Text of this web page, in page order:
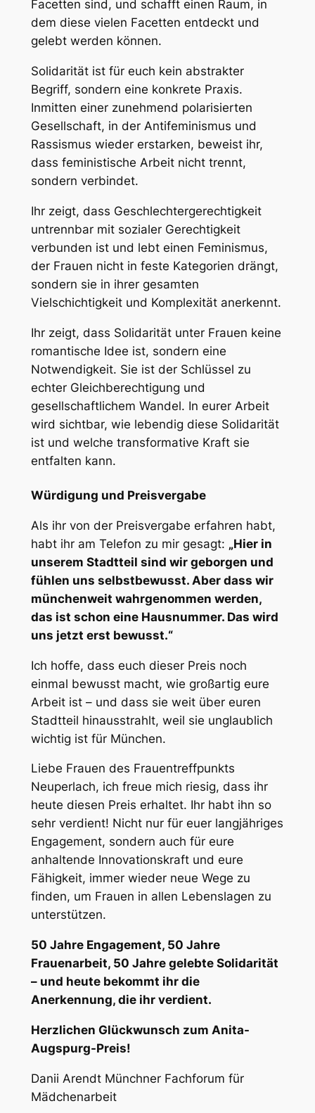
Facetten sind, und schafft einen Raum, in
dem diese vielen Facetten entdeckt und
gelebt werden können.
Solidarität ist für euch kein abstrakter
Begriff, sondern eine konkrete Praxis.
Inmitten einer zunehmend polarisierten
Gesellschaft, in der Antifeminismus und
Rassismus wieder erstarken, beweist ihr,
dass feministische Arbeit nicht trennt,
sondern verbindet.
Ihr zeigt, dass Geschlechtergerechtigkeit
untrennbar mit sozialer Gerechtigkeit
verbunden ist und lebt einen Feminismus,
der Frauen nicht in feste Kategorien drängt,
sondern sie in ihrer gesamten
Vielschichtigkeit und Komplexität anerkennt.
Ihr zeigt, dass Solidarität unter Frauen keine
romantische Idee ist, sondern eine
Notwendigkeit. Sie ist der Schlüssel zu
echter Gleichberechtigung und
gesellschaftlichem Wandel. In eurer Arbeit
wird sichtbar, wie lebendig diese Solidarität
ist und welche transformative Kraft sie
entfalten kann.
Würdigung und Preisvergabe
Als ihr von der Preisvergabe erfahren habt,
habt ihr am Telefon zu mir gesagt: „Hier in
unserem Stadtteil sind wir geborgen und
fühlen uns selbstbewusst. Aber dass wir
münchenweit wahrgenommen werden,
das ist schon eine Hausnummer. Das wird
uns jetzt erst bewusst.“
Ich hoffe, dass euch dieser Preis noch
einmal bewusst macht, wie großartig eure
Arbeit ist – und dass sie weit über euren
Stadtteil hinausstrahlt, weil sie unglaublich
wichtig ist für München.
Liebe Frauen des Frauentreffpunkts
Neuperlach, ich freue mich riesig, dass ihr
heute diesen Preis erhaltet. Ihr habt ihn so
sehr verdient! Nicht nur für euer langjähriges
Engagement, sondern auch für eure
anhaltende Innovationskraft und eure
Fähigkeit, immer wieder neue Wege zu
finden, um Frauen in allen Lebenslagen zu
unterstützen.
50 Jahre Engagement, 50 Jahre
Frauenarbeit, 50 Jahre gelebte Solidarität
– und heute bekommt ihr die
Anerkennung, die ihr verdient.
Herzlichen Glückwunsch zum Anita-
Augspurg-Preis!
Danii Arendt Münchner Fachforum für
Mädchenarbeit